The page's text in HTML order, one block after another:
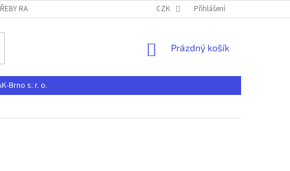
RAK-BRNO S. R. O. JAK NAKUPOVAT U CHOVATELSKÝCH POTŘEB RAK-BRNO
CZK Přihlášení
NÁKUPNÍ
Prázdný košík
Brno s. r. o.